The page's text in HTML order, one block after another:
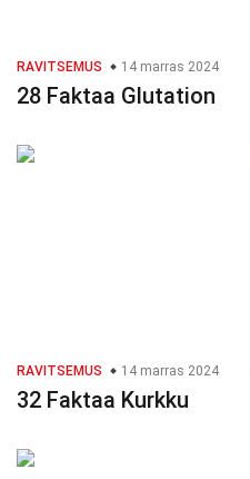
RAVITSEMUS 14 marras 2024
28 Faktaa Glutation
RAVITSEMUS 14 marras 2024
32 Faktaa Kurkku